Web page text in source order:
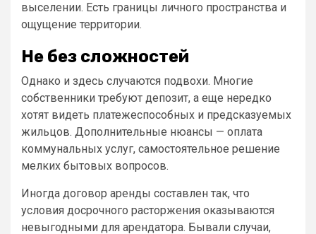
выселении. Есть границы личного пространства и
ощущение территории.
Не без сложностей
Однако и здесь случаются подвохи. Многие
собственники требуют депозит, а еще нередко
хотят видеть платежеспособных и предсказуемых
жильцов. Дополнительные нюансы — оплата
коммунальных услуг, самостоятельное решение
мелких бытовых вопросов.
Иногда договор аренды составлен так, что
условия досрочного расторжения оказываются
невыгодными для арендатора. Бывали случаи,